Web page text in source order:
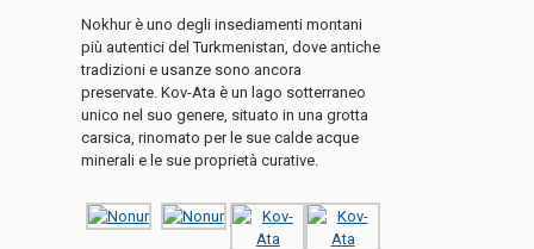
Nokhur è uno degli insediamenti montani
più autentici del Turkmenistan, dove antiche
tradizioni e usanze sono ancora
preservate. Kov-Ata è un lago sotterraneo
unico nel suo genere, situato in una grotta
carsica, rinomato per le sue calde acque
minerali e le sue proprietà curative.